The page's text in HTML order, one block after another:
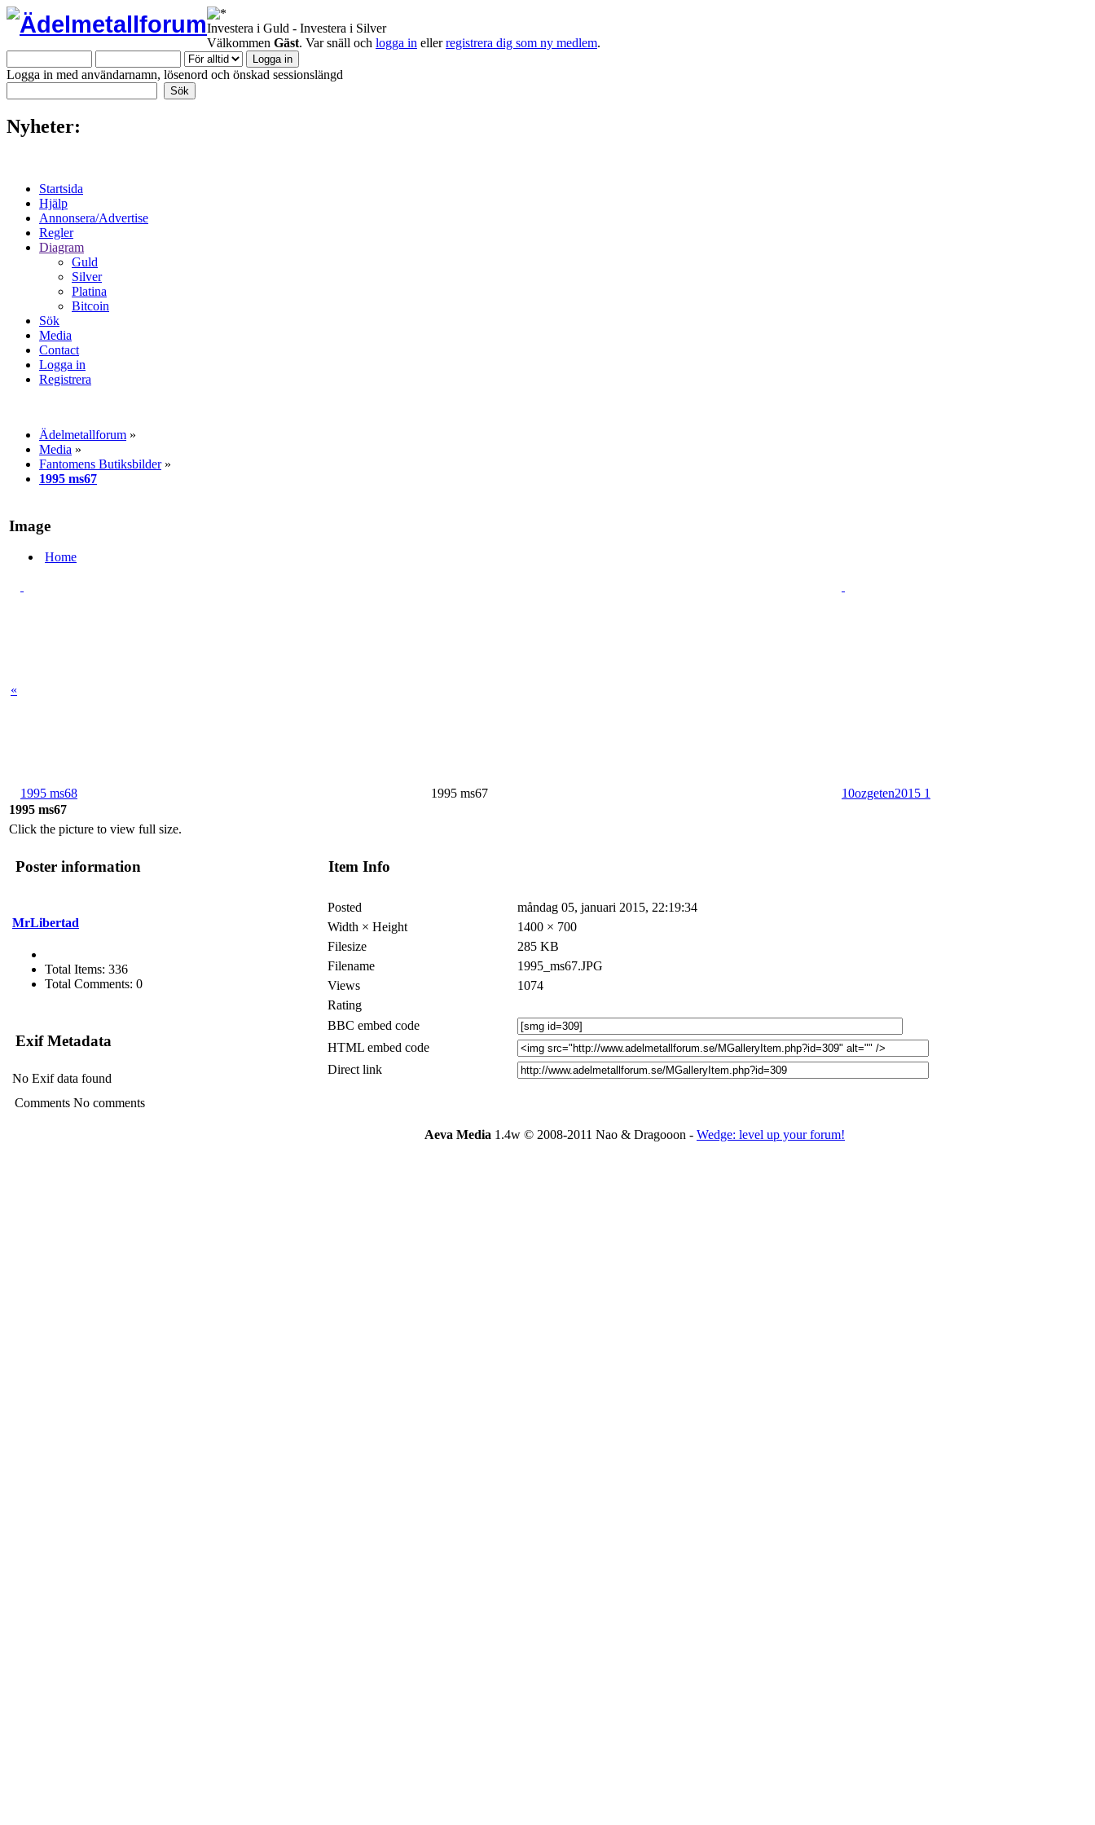
Investera i Guld - Investera i Silver
Välkommen Gäst. Var snäll och logga in ellerregistrera dig som ny medlem.
Logga in med användarnamn, lösenord och önskad sessionslängd
Nyheter:
Startsida
Hjälp
Annonsera/Advertise
Regler
Diagram
Guld
Silver
Platina
Bitcoin
Sök
Media
Contact
Logga in
Registrera
Ädelmetallforum »
Media »
Fantomens Butiksbilde­r»
1995 ms67
Image
Home
«
1995 ms68 1995 ms67
10ozgeten2015 1
1995 ms67
Click the picture to view full size.
Poster information Item Info
MrLibertad
Total Items: 336
Total Comments: 0
Posted
måndag 05, januari 2015, 22:19:34
Width × Height
1400 × 700
Filesize
285 KB
Filename
1995_ms67.JPG
Views
1074
Rating
BBC embed code
HTML embed code
Direct link
Exif Metadata
No Exif data found
Comments No comments
Aeva Media 1.4w © 2008-2011 Nao & Dragooon - Wedge: level up your forum!